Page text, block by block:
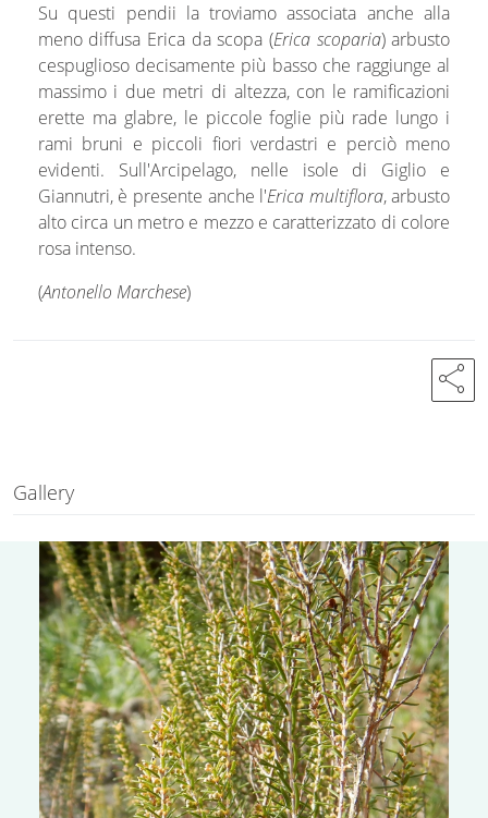
Su questi pendii la troviamo associata anche alla
meno diffusa Erica da scopa (Erica scoparia) arbusto
cespuglioso decisamente più basso che raggiunge al
massimo i due metri di altezza, con le ramificazioni
erette ma glabre, le piccole foglie più rade lungo i
rami bruni e piccoli fiori verdastri e perciò meno
evidenti. Sull'Arcipelago, nelle isole di Giglio e
Giannutri, è presente anche l'Erica multiflora, arbusto
alto circa un metro e mezzo e caratterizzato di colore
rosa intenso.
(Antonello Marchese)
share
Gallery